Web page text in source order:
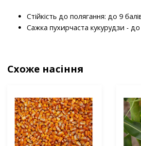
Стійкість до полягання: до 9
Сажка пухирчаста кукурудзи - до
Схоже насіння